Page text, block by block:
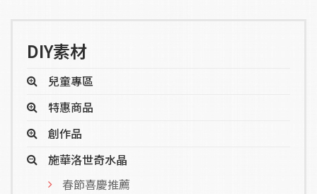
DIY素材
兒童專區
特惠商品
創作品
施華洛世奇水晶
春節喜慶推薦